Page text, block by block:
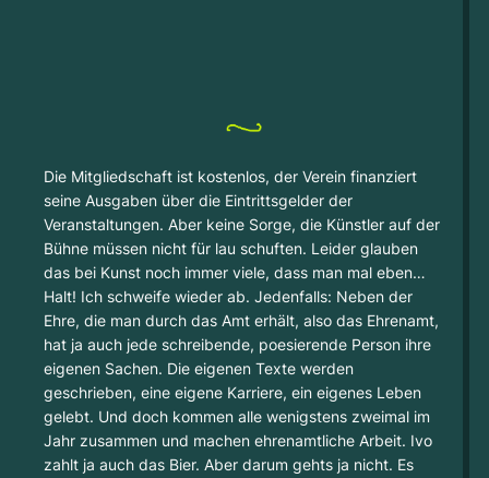
Die Mitgliedschaft ist kostenlos, der Verein finanziert
seine Ausgaben über die Eintrittsgelder der
Veranstaltungen. Aber keine Sorge, die Künstler auf der
Bühne müssen nicht für lau schuften. Leider glauben
das bei Kunst noch immer viele, dass man mal eben…
Halt! Ich schweife wieder ab. Jedenfalls: Neben der
Ehre, die man durch das Amt erhält, also das Ehrenamt,
hat ja auch jede schreibende, poesierende Person ihre
eigenen Sachen. Die eigenen Texte werden
geschrieben, eine eigene Karriere, ein eigenes Leben
gelebt. Und doch kommen alle wenigstens zweimal im
Jahr zusammen und machen ehrenamtliche Arbeit. Ivo
zahlt ja auch das Bier. Aber darum gehts ja nicht. Es